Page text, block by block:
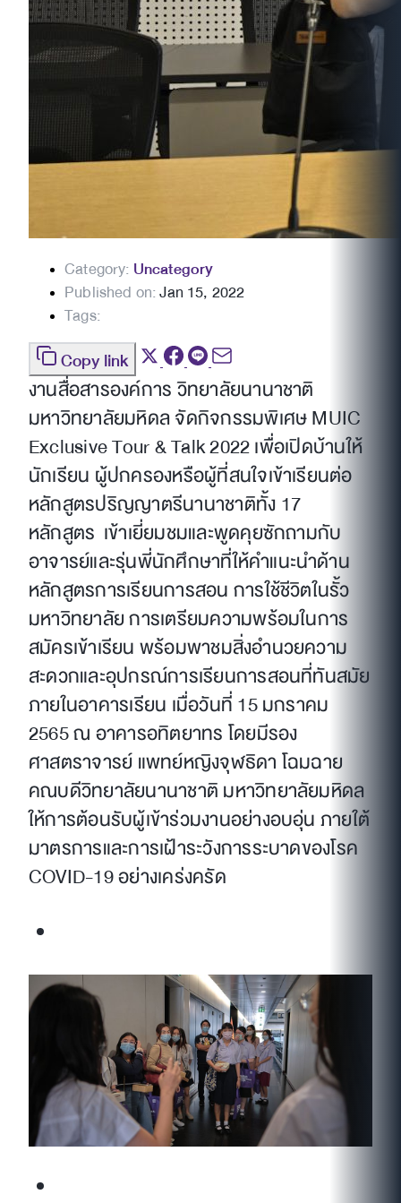
Category: Uncategory
Published on:Jan 15, 2022
Tags:
Copy link
งานสื่อสารองค์การ วิทยาลัยนานาชาติ
มหาวิทยาลัยมหิดล จัดกิจกรรมพิเศษ MUIC
Exclusive Tour & Talk 2022 เพื่อเปิดบ้านให้
นักเรียน ผู้ปกครองหรือผู้ที่สนใจเข้าเรียนต่อ
หลักสูตรปริญญาตรีนานาชาติทั้ง 17
หลักสูตร เข้าเยี่ยมชมและพูดคุยซักถามกับ
อาจารย์และรุ่นพี่นักศึกษาที่ให้คำแนะนำด้าน
หลักสูตรการเรียนการสอน การใช้ชีวิตในรั้ว
มหาวิทยาลัย การเตรียมความพร้อมในการ
สมัครเข้าเรียน พร้อมพาชมสิ่งอำนวยความ
สะดวกและอุปกรณ์การเรียนการสอนที่ทันสมัย
ภายในอาคารเรียน เมื่อวันที่ 15 มกราคม
2565 ณ อาคารอทิตยาทร โดยมีรอง
ศาสตราจารย์ แพทย์หญิงจุฬธิดา โฉมฉาย
คณบดีวิทยาลัยนานาชาติ มหาวิทยาลัยมหิดล
ให้การต้อนรับผู้เข้าร่วมงานอย่างอบอุ่น ภายใต้
มาตรการและการเฝ้าระวังการระบาดของโรค
COVID-19 อย่างเคร่งครัด